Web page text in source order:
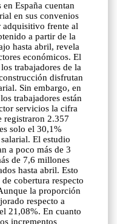
España cuentan
en sus convenios
adquisitivo frente al
a partir de la
hasta abril, revela
económicos. El
trabajadores de la
disfrutan
Sin embargo, en
trabajadores están
servicios la cifra
registraron 2.357
solo el 30,1%
El estudio
a poco más de 3
de 7,6 millones
hasta abril. Esto
cobertura respecto
la proporción
respecto a
21,08%. En cuanto
incrementos